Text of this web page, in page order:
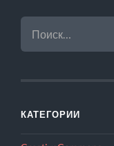
НАЙТИ:
КАТЕГОРИИ